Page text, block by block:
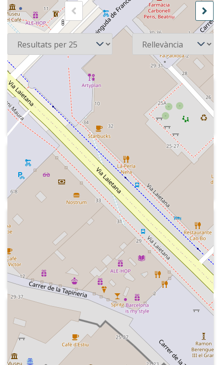
60 recursos Pàgina
de 3
Per pàgina
Ordena
2002
Kiss FM
Indicatiu "La música que te enamorará".
2015-09
Kiss FM - Las mañanas Kiss
Promoció del programa
2020-01-01
Kiss FM
Inici del programa especial de cap d'any
amb el desig de feliç any 2020 i un tema
musical
2025-09-01
Kiss FM - Las mañanas Kiss
Careta, hora i primers minuts de l'inici
de la temporada 2025-2026. Diàleg dels
presentadors i tema musical